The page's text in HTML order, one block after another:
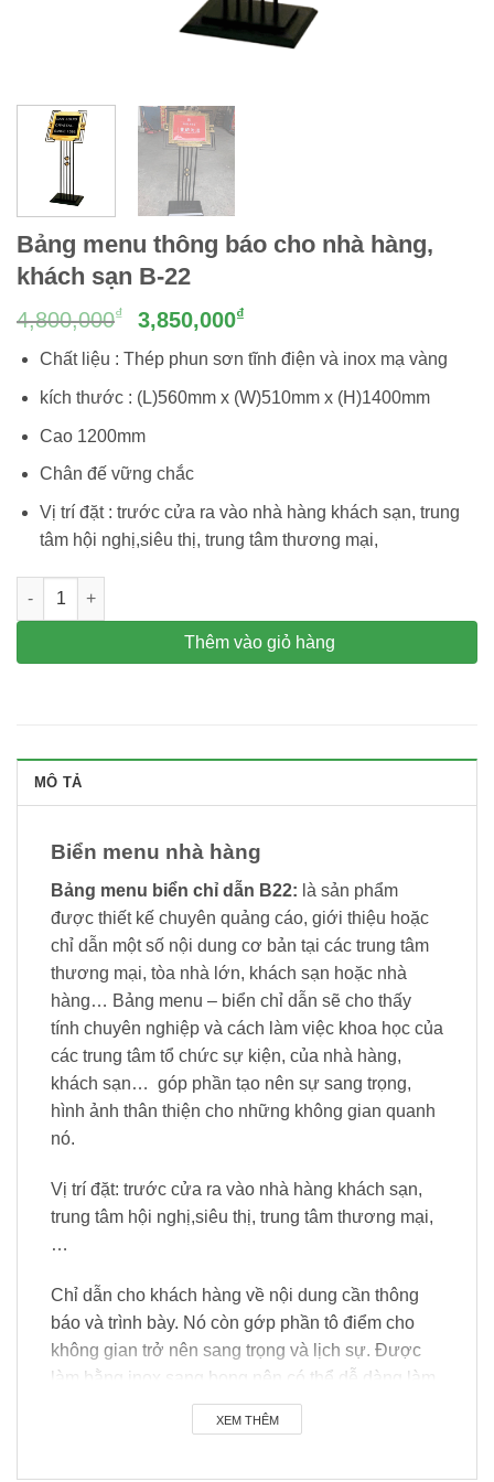
Bảng menu thông báo cho nhà hàng,
khách sạn B-22
4,800,000₫
Giá
gốc
là:
4,800,000₫.
3,850,000₫
tại
là:
Chất liệu : Thép phun sơn tĩnh điện và inox mạ vàng
kích thước : (L)560mm x (W)510mm x (H)1400mm
Cao 1200mm
Chân đế vững chắc
Vị trí đặt : trước cửa ra vào nhà hàng khách sạn, trung
tâm hội nghị,siêu thị, trung tâm thương mại,
Bảng menu thông báo cho nhà hàng, khách sạn B-22 số lượng
Thêm vào giỏ hàng
MÔ TẢ
Biển menu nhà hàng
Bảng menu biển chỉ dẫn B22: là sản phẩm
được thiết kế chuyên quảng cáo, giới thiệu hoặc
chỉ dẫn một số nội dung cơ bản tại các trung tâm
thương mại, tòa nhà lớn, khách sạn hoặc nhà
hàng… Bảng menu – biển chỉ dẫn sẽ cho thấy
tính chuyên nghiệp và cách làm việc khoa học của
các trung tâm tổ chức sự kiện, của nhà hàng,
khách sạn… góp phần tạo nên sự sang trọng,
hình ảnh thân thiện cho những không gian quanh
nó.
Vị trí đặt: trước cửa ra vào nhà hàng khách sạn,
trung tâm hội nghị,siêu thị, trung tâm thương mại,
…
Chỉ dẫn cho khách hàng về nội dung cần thông
báo và trình bày. Nó còn gớp phần tô điểm cho
không gian trở nên sang trọng và lịch sự. Được
làm bằng inox sang bong nên có thể dễ dàng làm
XEM THÊM